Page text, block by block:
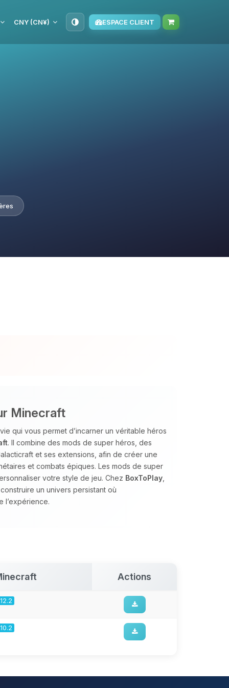
CNY (CN¥) ESPACE CLIENT
Minecraft
qui vous permet d’incarner un véritable héros
. Il combine des mods de super héros, des
et ses extensions, afin de créer une
et combats épiques. Les mods de super
votre style de jeu. Chez BoxToPlay
un univers persistant où
l’expérience.
Actions